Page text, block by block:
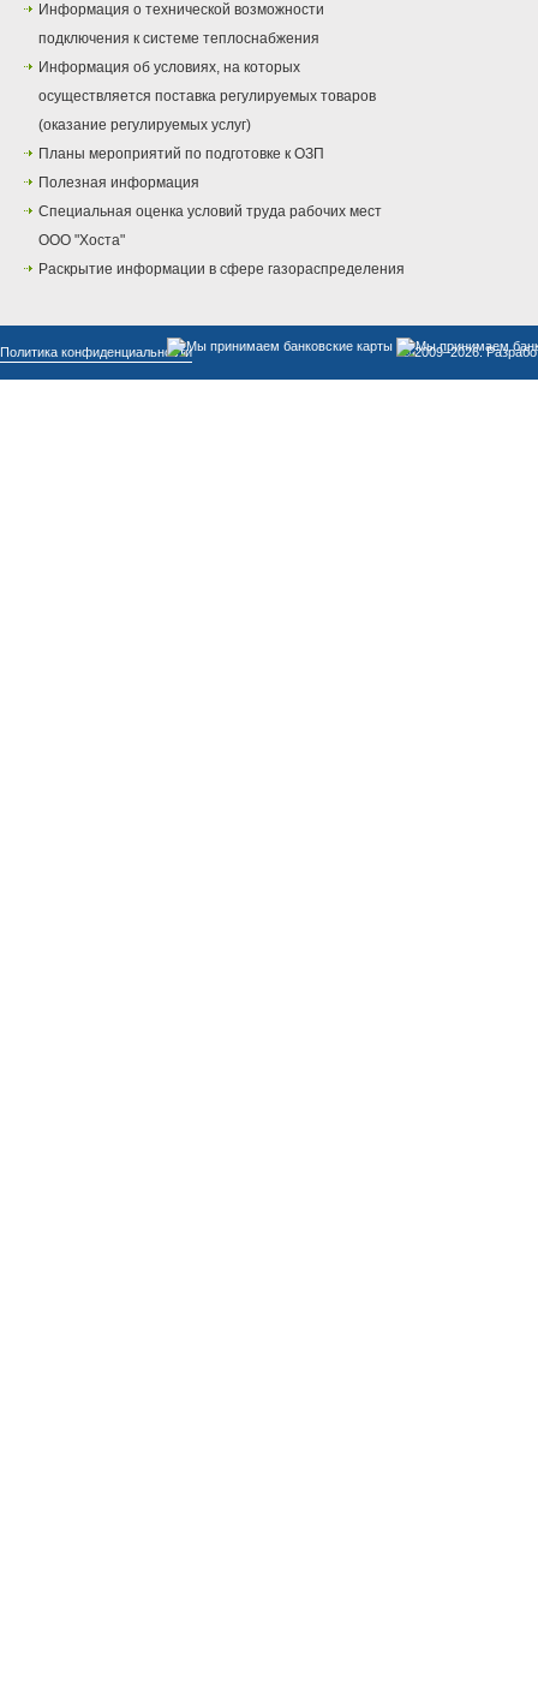
Информация о технической возможности
подключения к системе теплоснабжения
Информация об условиях, на которых
осуществляется поставка регулируемых товаров
(оказание регулируемых услуг)
Планы мероприятий по подготовке к ОЗП
Полезная информация
Специальная оценка условий труда рабочих мест
ООО "Хоста"
Раскрытие информации в сфере газораспределения
Политика конфиденциальности © 2009–2026.